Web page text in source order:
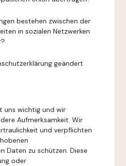
bestehen zwischen der
in sozialen Netzwerken
geändert
uns wichtig und wir
Aufmerksamkeit. Wir
und verpflichten
Daten zu schützen. Diese
oder